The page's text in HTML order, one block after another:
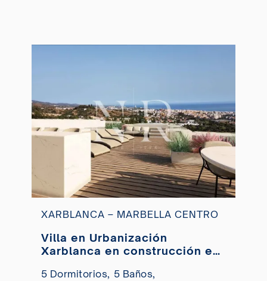
XARBLANCA – MARBELLA CENTRO
Villa en Urbanización
Xarblanca en construcción en
5 Dormitorios, 5 Baños,